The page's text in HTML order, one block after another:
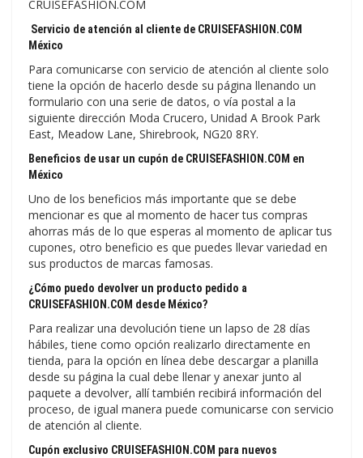
CRUISEFASHION.COM
Servicio de atención al cliente de CRUISEFASHION.COM
México
Para comunicarse con servicio de atención al cliente solo
tiene la opción de hacerlo desde su página llenando un
formulario con una serie de datos, o vía postal a la
siguiente dirección Moda Crucero, Unidad A Brook Park
East, Meadow Lane, Shirebrook, NG20 8RY.
Beneficios de usar un cupón de CRUISEFASHION.COM en
México
Uno de los beneficios más importante que se debe
mencionar es que al momento de hacer tus compras
ahorras más de lo que esperas al momento de aplicar tus
cupones, otro beneficio es que puedes llevar variedad en
sus productos de marcas famosas.
¿Cómo puedo devolver un producto pedido a
CRUISEFASHION.COM desde México?
Para realizar una devolución tiene un lapso de 28 días
hábiles, tiene como opción realizarlo directamente en
tienda, para la opción en línea debe descargar a planilla
desde su página la cual debe llenar y anexar junto al
paquete a devolver, allí también recibirá información del
proceso, de igual manera puede comunicarse con servicio
de atención al cliente.
Cupón exclusivo CRUISEFASHION.COM para nuevos